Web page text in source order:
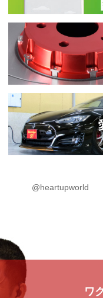
@heartupworld
ワ